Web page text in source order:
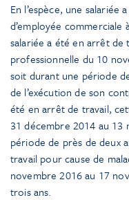
En l’espèce, une salariée
d’employée
salariée a été en arrêt de
professionnelle du 10
soit durant une période
de l’exécution de son
été en arrêt de travail,
31 décembre 2014 au
période de près de deux
travail pour cause de
novembre 2016 au 17
trois ans.